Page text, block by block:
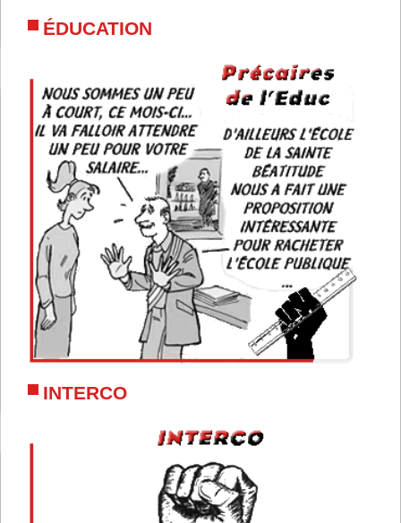
ÉDUCATION
INTERCO